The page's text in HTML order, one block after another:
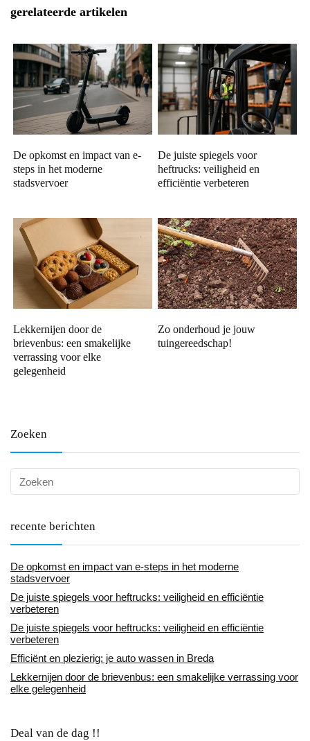
gerelateerde artikelen
De opkomst en impact van e-
steps in het moderne
stadsvervoer
De juiste spiegels voor
heftrucks: veiligheid en
efficiëntie verbeteren
Lekkernijen door de
brievenbus: een smakelijke
verrassing voor elke
gelegenheid
Zo onderhoud je jouw
tuingereedschap!
Zoeken
recente berichten
De opkomst en impact van e-steps in het moderne
stadsvervoer
De juiste spiegels voor heftrucks: veiligheid en efficiëntie
verbeteren
De juiste spiegels voor heftrucks: veiligheid en efficiëntie
verbeteren
Efficiënt en plezierig: je auto wassen in Breda
Lekkernijen door de brievenbus: een smakelijke verrassing voor
elke gelegenheid
Deal van de dag !!